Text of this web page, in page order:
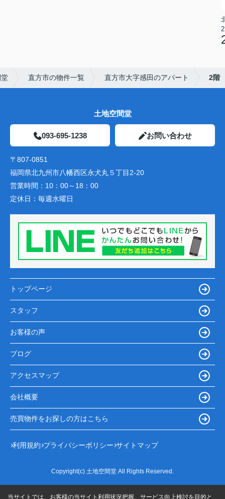
直方市の物件一覧 直方市大字感田のアパート 2階
土地空間堂
093-695-1238 お問い合わせ
〒807-0851
福岡県北九州市八幡西区永犬丸５丁目2-20
営業時間： 10：00～18：00
定休日： 毎週水曜日
トップページ
スタッフ
お客様の声
ブログ
アクセスマップ
会社概要
売買物件をお探しの方はこちら
利用規約 プライバシーポリシー サイトマップ
Copyright(c) 土地空間堂 All Rights Reserved.
当サイトでは、お客様の当サイト利用状況把握、サービス向上検討を目的と